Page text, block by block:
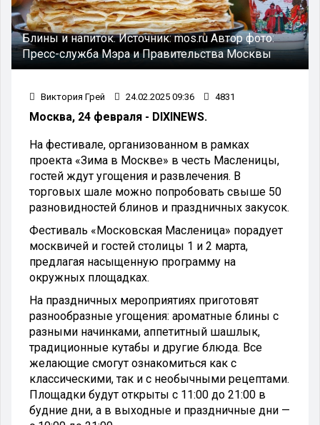
Блины и напиток.Источник:mos.ruАвтор фото:
Пресс-служба Мэра и Правительства Москвы
Виктория Грей 24.02.2025 09:36 4831
Москва, 24 февраля - DIXINEWS.
На фестивале, организованном в рамках
проекта «Зима в Москве» в честь Масленицы,
гостей ждут угощения и развлечения. В
торговых шале можно попробовать свыше 50
разновидностей блинов и праздничных закусок.
Фестиваль «Московская Масленица» порадует
москвичей и гостей столицы 1 и 2 марта,
предлагая насыщенную программу на
окружных площадках.
На праздничных мероприятиях приготовят
разнообразные угощения: ароматные блины с
разными начинками, аппетитный шашлык,
традиционные кутабы и другие блюда. Все
желающие смогут ознакомиться как с
классическими, так и с необычными рецептами.
Площадки будут открыты с 11:00 до 21:00 в
будние дни, а в выходные и праздничные дни —